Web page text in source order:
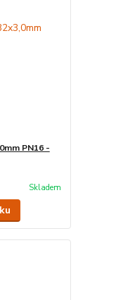
PN16 -
Skladem